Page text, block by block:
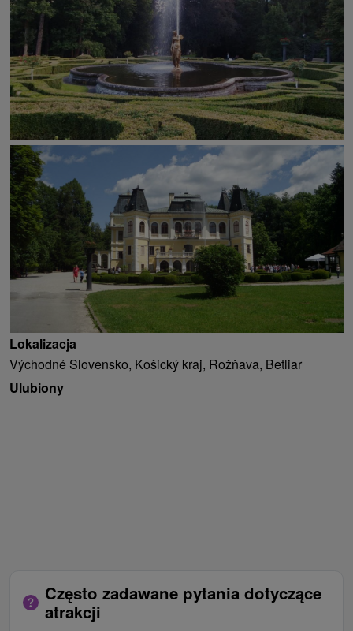
Lokalizacja
Východné Slovensko, Košický kraj, Rožňava, Betliar
Ulubiony
Często zadawane pytania dotyczące
atrakcji